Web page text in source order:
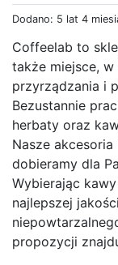
Dodano: 5 lat 4
Coffeelab to
także miejsce,
przyrządzania i
Bezustannie
herbaty oraz
Nasze
dobieramy dla
Wybierając
najlepszej
propozycji